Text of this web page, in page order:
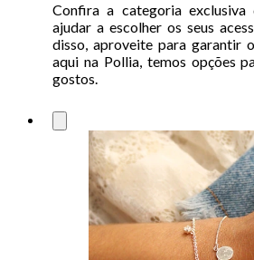
Confira a categoria
ajudar a escolher os seus
disso, aproveite para garantir
aqui na Pollia, temos opções
gostos.